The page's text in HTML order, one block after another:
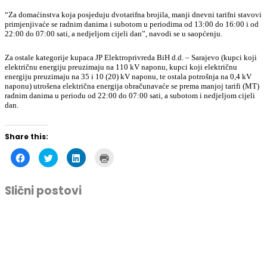
“Za domaćinstva koja posjeduju dvotarifna brojila, manji dnevni tarifni stavovi
primjenjivaće se radnim danima i subotom u periodima od 13:00 do 16:00 i od
22:00 do 07:00 sati, a nedjeljom cijeli dan”, navodi se u saopćenju.
Za ostale kategorije kupaca JP Elektroprivreda BiH d.d. – Sarajevo (kupci koji
električnu energiju preuzimaju na 110 kV naponu, kupci koji električnu
energiju preuzimaju na 35 i 10 (20) kV naponu, te ostala potrošnja na 0,4 kV
naponu) utrošena električna energija obračunavaće se prema manjoj tarifi (MT)
radnim danima u periodu od 22:00 do 07:00 sati, a subotom i nedjeljom cijeli
dan.
Share this:
Click
to
share
Facebook
(Opens
Click
to
share
Twitter
(Opens
Click
to
Slični postovi